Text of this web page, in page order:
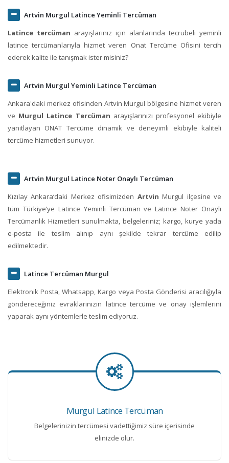
Artvin Murgul Latince Yeminli Tercüman
Latince tercüman arayışlarınız için alanlarında tecrübeli yeminli
latince tercümanlarıyla hizmet veren Onat Tercüme Ofisini tercih
ederek kalite ile tanışmak ister misiniz?
Artvin Murgul Yeminli Latince Tercüman
Ankara'daki merkez ofisinden Artvin Murgul bölgesine hizmet veren
ve Murgul Latince Tercüman arayışlarınızı profesyonel ekibiyle
yanıtlayan ONAT Tercüme dinamik ve deneyimli ekibiyle kaliteli
tercüme hizmetleri sunuyor.
Artvin Murgul Latince Noter Onaylı Tercüman
Kızılay Ankara‘daki Merkez ofisimizden Artvin Murgul ilçesine ve
tüm Türkiye’ye Latince Yeminli Tercüman ve Latince Noter Onaylı
Tercümanlık Hizmetleri sunulmakta, belgeleriniz; kargo, kurye yada
e-posta ile teslim alınıp aynı şekilde tekrar tercüme edilip
edilmektedir.
Latince Tercüman Murgul
Elektronik Posta, Whatsapp, Kargo veya Posta Gönderisi aracılığıyla
göndereceğiniz evraklarınızın latince tercüme ve onay işlemlerini
yaparak aynı yöntemlerle teslim ediyoruz.
Murgul Latince Tercüman
Belgelerinizin tercümesi vadettiğimiz süre içerisinde
elinizde olur.